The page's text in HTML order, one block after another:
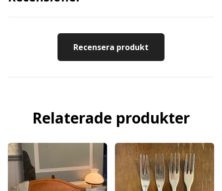
Recensera produkt
Relaterade produkter